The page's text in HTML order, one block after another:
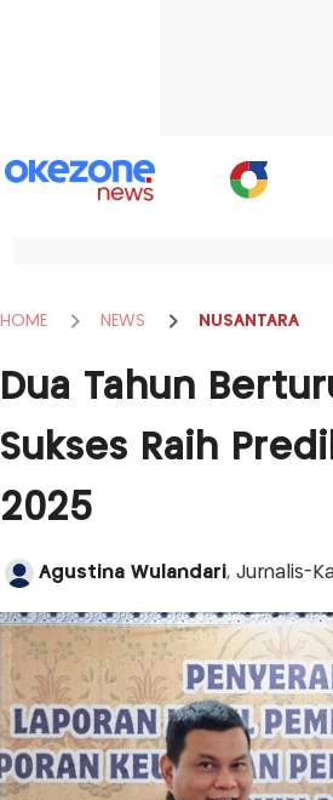
HOME NEWS NUSANTARA
Dua Tahun
Sukses Raih
2025
Agustina Wulandari, Jurnalis-